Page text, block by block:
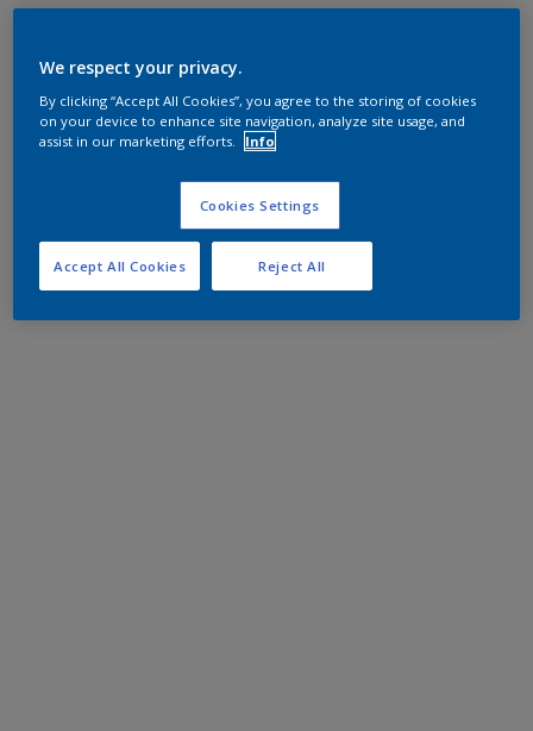
We respect your privacy.
By clicking “Accept All Cookies”, you agree to the storing of cookies
on your device to enhance site navigation, analyze site usage, and
assist in our marketing efforts.
Info
Cookies Settings
Reject All
Accept All Cookies